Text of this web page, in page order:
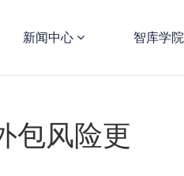
新闻中心 智库学院
包风险更